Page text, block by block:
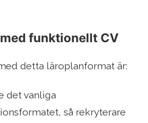
funktionellt CV
detta läroplanformat är:
det vanliga
så rekryterare